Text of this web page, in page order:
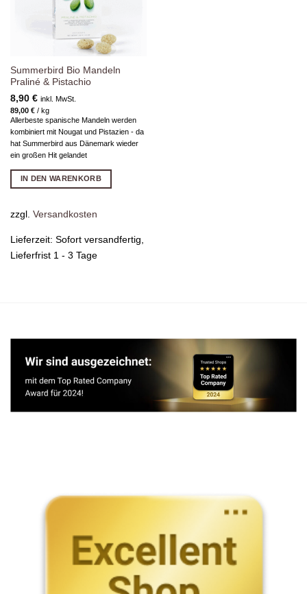
Summerbird Bio Mandeln
Praliné & Pistachio
8,90 € inkl. MwSt.
89,00 €/ kg
Allerbeste spanische Mandeln werden
kombiniert mit Nougat und Pistazien - da
hat Summerbird aus Dänemark wieder
ein großen Hit gelandet
IN DEN WARENKORB
zzgl. Versandkosten
Lieferzeit: Sofort versandfertig,
Lieferfrist 1 - 3 Tage